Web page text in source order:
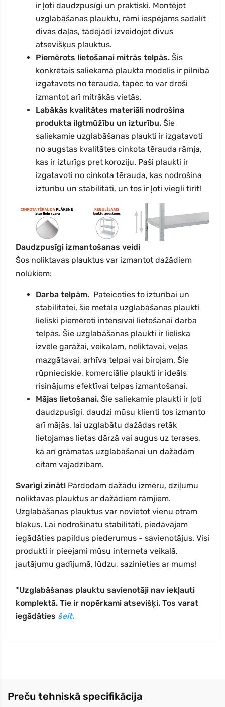
ir ļoti daudzpusīgi un praktiski. Montējot
uzglabāšanas plauktu, rāmi iespējams sadalīt
divās daļās, tādējādi izveidojot divus
atsevišķus plauktus.
Piemērots lietošanai mitrās telpās. Šis
konkrētais saliekamā plaukta modelis ir pilnībā
izgatavots no tērauda, tāpēc to var droši
izmantot arī mitrākās vietās.
Labākās kvalitātes materiāli nodrošina
produkta ilgtmūžību un izturību. Šie
saliekamie uzglabāšanas plaukti ir izgatavoti
no augstas kvalitātes cinkota tērauda rāmja,
kas ir izturīgs pret koroziju. Paši plaukti ir
izgatavoti no cinkota tērauda, kas nodrošina
izturību un stabilitāti, un tos ir ļoti viegli tīrīt!
Daudzpusīgi izmantošanas veidi
Šos noliktavas plauktus var izmantot dažādiem
nolūkiem:
Darba telpām. Pateicoties to izturībai un
stabilitātei, šie metāla uzglabāšanas plaukti
lieliski piemēroti intensīvai lietošanai darba
telpās. Šie uzglabāšanas plaukti ir lieliska
izvēle garāžai, veikalam, noliktavai, veļas
mazgātavai, arhīva telpai vai birojam. Šie
rūpnieciskie, komerciālie plaukti ir ideāls
risinājums efektīvai telpas izmantošanai.
Mājas lietošanai. Šie saliekamie plaukti ir ļoti
daudzpusīgi, daudzi mūsu klienti tos izmanto
arī mājās, lai uzglabātu dažādas retāk
lietojamas lietas dārzā vai augus uz terases,
kā arī grāmatas uzglabāšanai un dažādām
citām vajadzībām.
Svarīgi zināt! Pārdodam dažādu izmēru, dziļumu
noliktavas plauktus ar dažādiem rāmjiem.
Uzglabāšanas plauktus var novietot vienu otram
blakus. Lai nodrošinātu stabilitāti, piedāvājam
iegādāties papildus piederumus - savienotājus. Visi
produkti ir pieejami mūsu interneta veikalā,
jautājumu gadījumā, lūdzu, sazinieties ar mums!
*Uzglabāšanas plauktu savienotāji nav iekļauti
komplektā. Tie ir nopērkami atsevišķi. Tos varat
iegādāties šeit.
Preču tehniskā specifikācija
+371
Es piekrītu saņemt reklāmas ziņojumus
Atzīmējot šo lodziņu, es piekrītu saņemt mārketinga īsziņas, izmantojot
automātisko tālruņa zvanu sistēmu uz norādīto numuru. Piekrišana nav pirkuma
SAŅEMT 5% ATLAIDI
Atlaide attiecas atsevišķām kategorijām